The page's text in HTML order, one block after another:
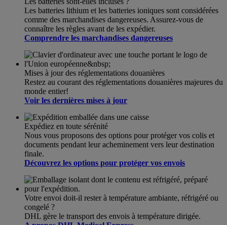
Les batteries lithium et les batteries ioniques sont considérées
comme des marchandises dangereuses. Assurez-vous de
connaître les règles avant de les expédier.
Comprendre les marchandises dangereuses
Mises à jour des réglementations douanières
Restez au courant des réglementations douanières majeures du
monde entier!
Voir les dernières mises à jour
Expédiez en toute sérénité
Nous vous proposons des options pour protéger vos colis et
documents pendant leur acheminement vers leur destination
finale.
Découvrez les options pour protéger vos envois
Votre envoi doit-il rester à température ambiante, réfrigéré ou
congelé ?
DHL gère le transport des envois à température dirigée.